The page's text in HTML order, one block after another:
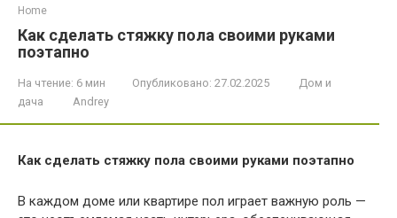
Home
Как сделать стяжку пола своими руками
поэтапно
На чтение: 6 мин Опубликовано: 27.02.2025
Дом и
дача
Andrey
Как сделать стяжку пола своими руками поэтапно
В каждом доме или квартире пол играет важную роль —